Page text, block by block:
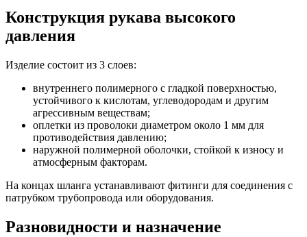
Конструкция рукава высокого
давления
Изделие состоит из 3 слоев:
внутреннего полимерного с гладкой поверхностью,
устойчивого к кислотам, углеводородам и другим
агрессивным веществам;
оплетки из проволоки диаметром около 1 мм для
противодействия давлению;
наружной полимерной оболочки, стойкой к износу и
атмосферным факторам.
На концах шланга устанавливают фитинги для соединения с
патрубком трубопровода или оборудования.
Разновидности и назначение